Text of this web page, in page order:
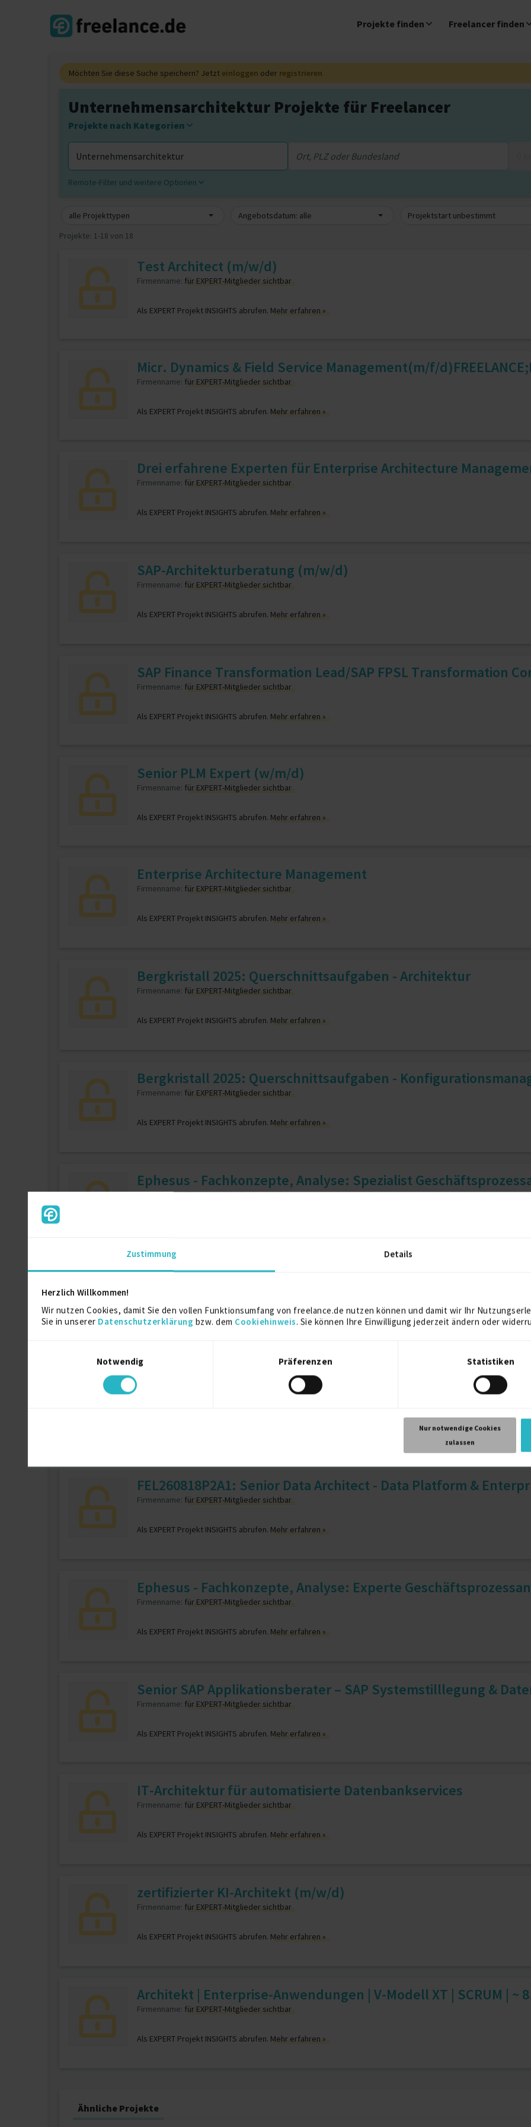
Zustimmung Details
Herzlich Willkommen!
Wir nutzen Cookies, damit Sie den vollen Funktionsumfang von freelance.de nutzen können und damit wir Ihr
Sie in unserer Datenschutzerklärung bzw. dem Cookiehinweis. Sie können Ihre Einwilligung jederzeit ändern oder
Notwendig
Präferenzen Statistiken
Nur notwendige Cookies
zulassen
Projekte finden Freelancer finden
Möchten Sie diese Suche speichern? Jetzt einloggen oder registrieren
Unternehmensarchitektur Projekte für Freelancer
Projekte nach Kategorien
Remote-Filter und weitere Optionen
alle Projekttypen Angebotsdatum: alle Projektstart unbestimmt
Projekte: 1-18 von 18
Test Architect (m/w/d)
Firmenname: für EXPERT-Mitglieder sichtbar
Als EXPERT Projekt INSIGHTS abrufen. Mehr erfahren »
Micr. Dynamics & Field Service Management(m/f/
Firmenname: für EXPERT-Mitglieder sichtbar
Als EXPERT Projekt INSIGHTS abrufen. Mehr erfahren »
Drei erfahrene Experten für Enterprise Architecture
Firmenname: für EXPERT-Mitglieder sichtbar
Als EXPERT Projekt INSIGHTS abrufen. Mehr erfahren »
SAP-Architekturberatung (m/w/d)
Firmenname: für EXPERT-Mitglieder sichtbar
Als EXPERT Projekt INSIGHTS abrufen. Mehr erfahren »
SAP Finance Transformation Lead/SAP FPSL Transformation
Firmenname: für EXPERT-Mitglieder sichtbar
Als EXPERT Projekt INSIGHTS abrufen. Mehr erfahren »
Senior PLM Expert (w/m/d)
Firmenname: für EXPERT-Mitglieder sichtbar
Als EXPERT Projekt INSIGHTS abrufen. Mehr erfahren »
Enterprise Architecture Management
Firmenname: für EXPERT-Mitglieder sichtbar
Als EXPERT Projekt INSIGHTS abrufen. Mehr erfahren »
Bergkristall 2025: Querschnittsaufgaben - Architektur
Firmenname: für EXPERT-Mitglieder sichtbar
Als EXPERT Projekt INSIGHTS abrufen. Mehr erfahren »
Bergkristall 2025: Querschnittsaufgaben -
Firmenname: für EXPERT-Mitglieder sichtbar
Als EXPERT Projekt INSIGHTS abrufen. Mehr erfahren »
Ephesus - Fachkonzepte, Analyse: Spezialist
Firmenname:für EXPERT-Mitglieder sichtbar
Als EXPERT Projekt INSIGHTS abrufen.Mehr erfahren »
Test Automation Lead / Lead Developer (m/w/d)
FEL260818P2A1: Senior Data Architect - Data Platform &
Firmenname: für EXPERT-Mitglieder sichtbar
Als EXPERT Projekt INSIGHTS abrufen. Mehr erfahren »
Ephesus - Fachkonzepte, Analyse: Experte
Firmenname: für EXPERT-Mitglieder sichtbar
Als EXPERT Projekt INSIGHTS abrufen. Mehr erfahren »
Senior SAP Applikationsberater – SAP Systemstilllegung &
Firmenname: für EXPERT-Mitglieder sichtbar
Als EXPERT Projekt INSIGHTS abrufen. Mehr erfahren »
IT-Architektur für automatisierte Datenbankservices
Firmenname: für EXPERT-Mitglieder sichtbar
Als EXPERT Projekt INSIGHTS abrufen. Mehr erfahren »
zertifizierter KI-Architekt (m/w/d)
Firmenname: für EXPERT-Mitglieder sichtbar
Als EXPERT Projekt INSIGHTS abrufen. Mehr erfahren »
Architekt | Enterprise-Anwendungen | V-Modell XT | SCRUM | ~
Firmenname: für EXPERT-Mitglieder sichtbar
Als EXPERT Projekt INSIGHTS abrufen. Mehr erfahren »
Ähnliche Projekte